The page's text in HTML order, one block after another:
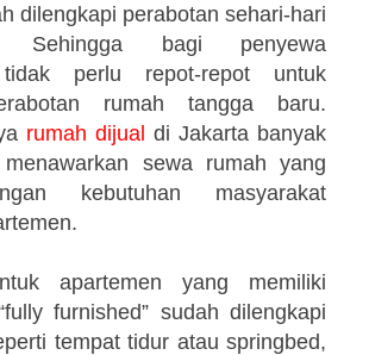
dilengkapi perabotan sehari-hari
Sehingga bagi penyewa
tidak perlu repot-repot untuk
rumah tangga baru.
rumah dijual di Jakarta banyak
sewa rumah yang
kebutuhan masyarakat
apartemen yang memiliki
furnished” sudah dilengkapi
tempat tidur atau springbed,